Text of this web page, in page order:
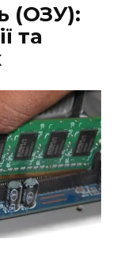
(ОЗУ):
та